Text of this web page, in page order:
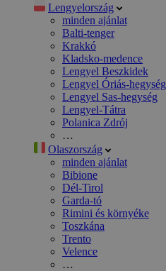
Lengyelország
minden ajánlat
Balti-tenger
Krakkó
Kladsko-medence
Lengyel Beszkidek
Lengyel Óriás-hegység
Lengyel Sas-hegység
Lengyel-Tátra
Polanica Zdrój
…
Olaszország
minden ajánlat
Bibione
Dél-Tirol
Garda-tó
Rimini és környéke
Toszkána
Trento
Velence
…